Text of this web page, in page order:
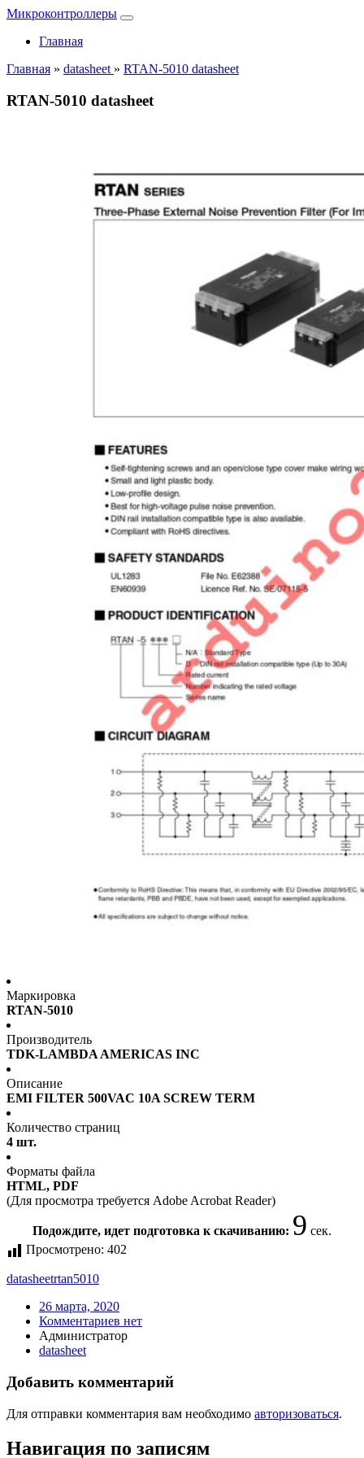
Микроконтроллеры
Главная
Главная » datasheet » RTAN-5010 datasheet
RTAN-5010 datasheet
Маркировка
RTAN-5010
Производитель
TDK-LAMBDA AMERICAS INC
Описание
EMI FILTER 500VAC 10A SCREW TERM
Количество страниц
4 шт.
Форматы файла
HTML, PDF
(Для просмотра требуется Adobe Acrobat Reader)
Подождите, идет подготовка к скачиванию: 9 сек.
Просмотрено: 402
datasheetrtan5010
26 марта, 2020
Комментариев нет
Администратор
datasheet
Добавить комментарий
Для отправки комментария вам необходимо авторизоваться.
Навигация по записям